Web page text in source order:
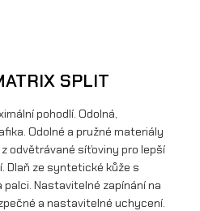
SPLIT
pohodlí. Odolná,
Odolné a pružné materiály
odvětrávané síťoviny pro lepší
Dlaň ze syntetické kůže s
Nastavitelné zapínání na
a nastavitelné uchycení.